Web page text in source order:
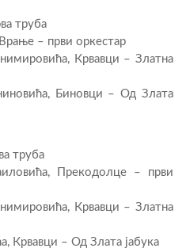
труба
– први оркестар
Крвавци – Златна
Биновци – Од Злата
труба
Прекодолце – први
Крвавци – Златна
Крвавци – Од Злата јабука